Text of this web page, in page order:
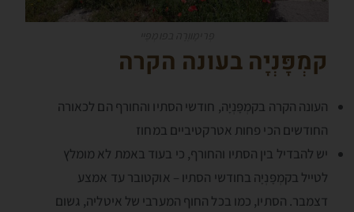
קמְפָּנְיָה בעונה הקרה
העונה הקרה בקמְפָּנְיָה, חודשי הסתיו והחורף הם לכאורה
החודשים הכי פחות אטרקטיביים במחוז
יש להבדיל בין הסתיו והחורף, כי בעוד באמת לא מומלץ
לטייל בקמְפָּנְיָה בחודשי הסתיו – אוקטובר עד אמצע
דצמבר. הסתיו, כמו בכל החוף המערבי של איטליה, גשום